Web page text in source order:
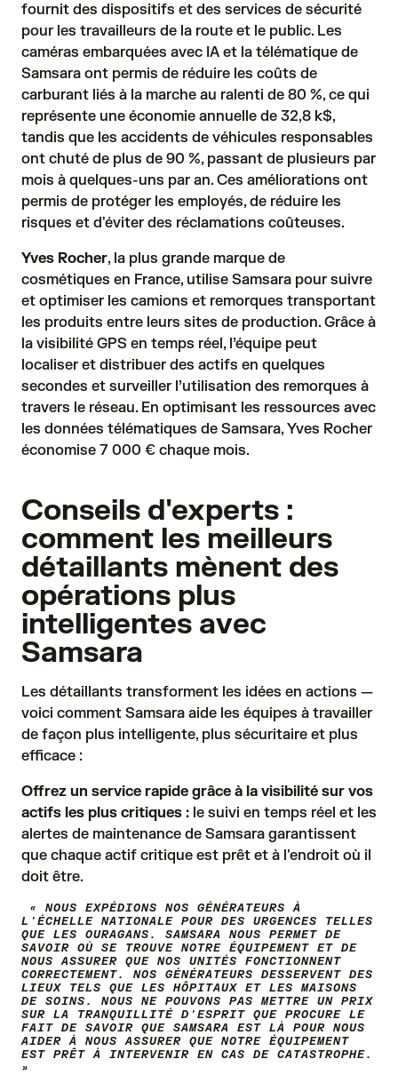
fournit des dispositifs et des services de sécurité
pour les travailleurs de la route et le public. Les
caméras embarquées avec IA et la télématique de
Samsara ont permis de réduire les coûts de
carburant liés à la marche au ralenti de 80 %, ce qui
représente une économie annuelle de 32,8 k$,
tandis que les accidents de véhicules responsables
ont chuté de plus de 90 %, passant de plusieurs par
mois à quelques-uns par an. Ces améliorations ont
permis de protéger les employés, de réduire les
risques et d'éviter des réclamations coûteuses.
Yves Rocher, la plus grande marque de
cosmétiques en France, utilise Samsara pour suivre
et optimiser les camions et remorques transportant
les produits entre leurs sites de production. Grâce à
la visibilité GPS en temps réel, l’équipe peut
localiser et distribuer des actifs en quelques
secondes et surveiller l’utilisation des remorques à
travers le réseau. En optimisant les ressources avec
les données télématiques de Samsara, Yves Rocher
économise 7 000 € chaque mois.
Conseils d'experts :
comment les meilleurs
détaillants mènent des
opérations plus
intelligentes avec
Samsara
Les détaillants transforment les idées en actions —
voici comment Samsara aide les équipes à travailler
de façon plus intelligente, plus sécuritaire et plus
efficace :
Offrez un service rapide grâce à la visibilité sur vos
actifs les plus critiques : le suivi en temps réel et les
alertes de maintenance de Samsara garantissent
que chaque actif critique est prêt et à l'endroit où il
doit être.
« NOUS EXPÉDIONS NOS GÉNÉRATEURS À
L'ÉCHELLE NATIONALE POUR DES URGENCES TELLES
QUE LES OURAGANS. SAMSARA NOUS PERMET DE
SAVOIR OÙ SE TROUVE NOTRE ÉQUIPEMENT ET DE
NOUS ASSURER QUE NOS UNITÉS FONCTIONNENT
CORRECTEMENT. NOS GÉNÉRATEURS DESSERVENT DES
LIEUX TELS QUE LES HÔPITAUX ET LES MAISONS
DE SOINS. NOUS NE POUVONS PAS METTRE UN PRIX
SUR LA TRANQUILLITÉ D'ESPRIT QUE PROCURE LE
FAIT DE SAVOIR QUE SAMSARA EST LÀ POUR NOUS
AIDER À NOUS ASSURER QUE NOTRE ÉQUIPEMENT
EST PRÊT À INTERVENIR EN CAS DE CATASTROPHE.
»